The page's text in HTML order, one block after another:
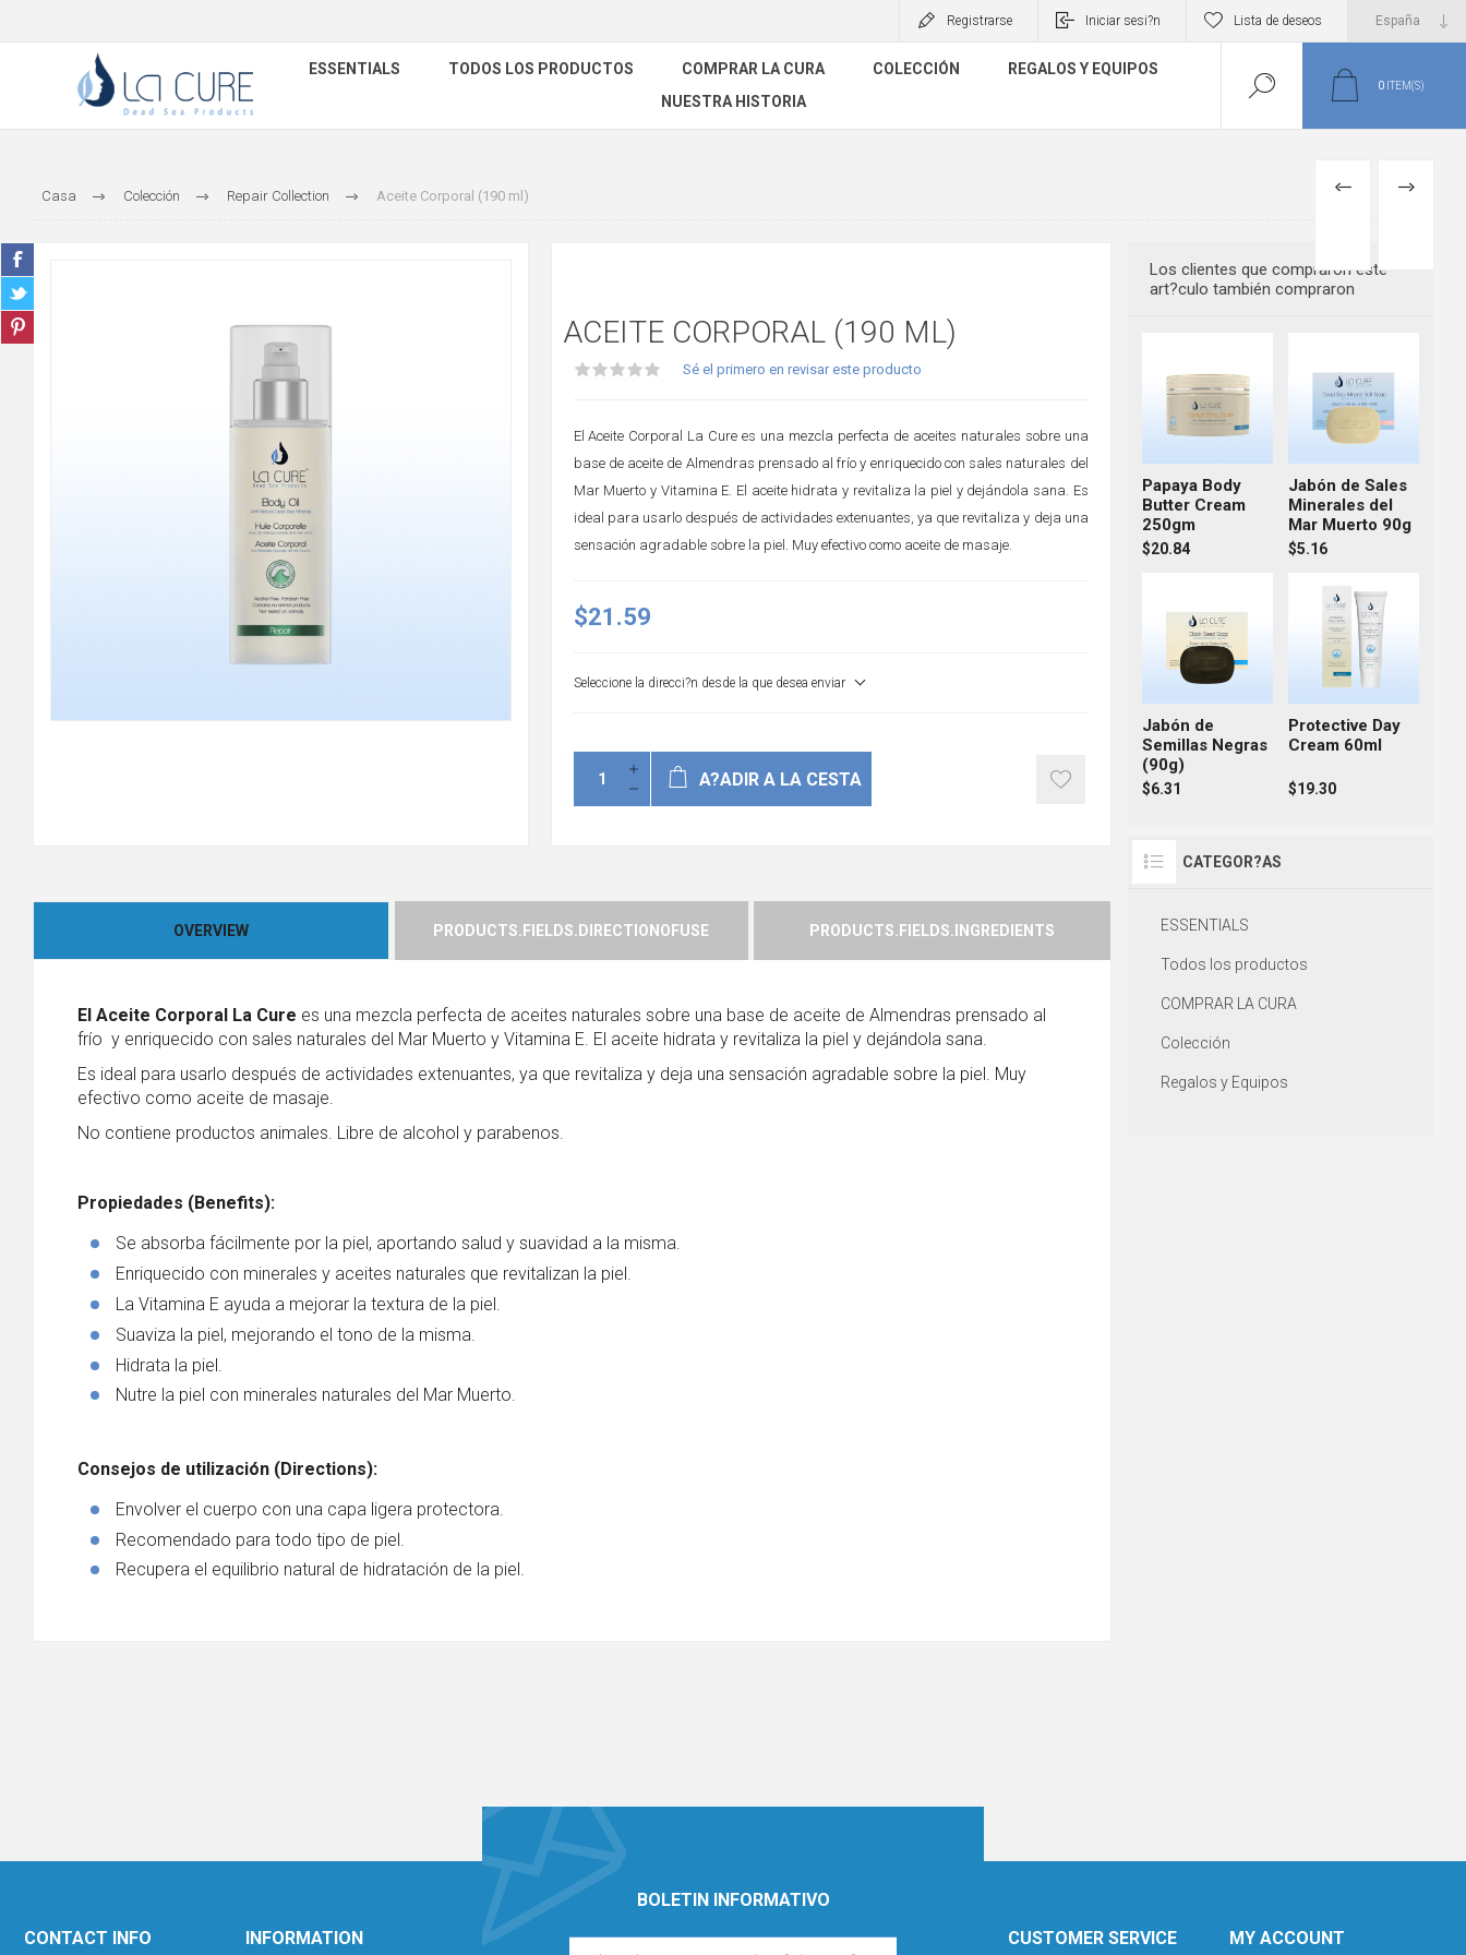
Registrarse Iniciar sesi?n Lista de deseos
ESSENTIALS TODOS LOS PRODUCTOS COMPRAR LA CURA COLECCIÓN
REGALOS Y EQUIPOS
NUESTRA HISTORIA
0 ITEM(S)
Casa Colección Repair Collection Aceite Corporal (190 ml) PREVIOUS
NEXT
ACEITE CORPORAL (190 ML)
Sé el primero en revisar este producto
El Aceite Corporal La Cure es una mezcla perfecta de aceites naturales sobre una
base de aceite de Almendras prensado al frío y enriquecido con sales naturales del
Mar Muerto y Vitamina E. El aceite hidrata y revitaliza la piel y dejándola sana. Es
ideal para usarlo después de actividades extenuantes, ya que revitaliza y deja una
sensación agradable sobre la piel. Muy efectivo como aceite de masaje.
$21.59
Seleccione la direcci?n desde la que desea enviar
A?ADIR A LA CESTA
OVERVIEW PRODUCTS.FIELDS.DIRECTIONOFUSE PRODUCTS.FIELDS.INGREDIENTS
El Aceite Corporal La Cure es una mezcla perfecta de aceites naturales sobre una base de aceite de Almendras prensado al
frío y enriquecido con sales naturales del Mar Muerto y Vitamina E. El aceite hidrata y revitaliza la piel y dejándola sana.
Es ideal para usarlo después de actividades extenuantes, ya que revitaliza y deja una sensación agradable sobre la piel. Muy
efectivo como aceite de masaje.
No contiene productos animales. Libre de alcohol y parabenos.
Propiedades (Benefits):
Se absorba fácilmente por la piel, aportando salud y suavidad a la misma.
Enriquecido con minerales y aceites naturales que revitalizan la piel.
La Vitamina E ayuda a mejorar la textura de la piel.
Suaviza la piel, mejorando el tono de la misma.
Hidrata la piel.
Nutre la piel con minerales naturales del Mar Muerto.
Consejos de utilización (Directions):
Envolver el cuerpo con una capa ligera protectora.
Recomendado para todo tipo de piel.
Recupera el equilibrio natural de hidratación de la piel.
Los clientes que compraron este
art?culo también compraron
Papaya Body
Butter Cream
250gm
$20.84
Jabón de Sales
Minerales del
Mar Muerto 90g
$5.16
Jabón de
Semillas Negras
(90g)
$6.31
Protective Day
Cream 60ml
$19.30
CATEGOR?AS
ESSENTIALS
Todos los productos
COMPRAR LA CURA
Colección
Regalos y Equipos
BOLETIN INFORMATIVO
CONTACT INFO
INFORMATION CUSTOMER SERVICE MY ACCOUNT